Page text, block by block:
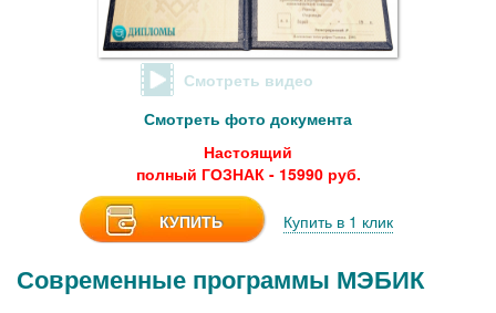
Смотреть видео
Смотреть фото документа
Настоящий
полный ГОЗНАК - 15990 руб.
КУПИТЬ Купить в 1 клик
Современные программы МЭБИК